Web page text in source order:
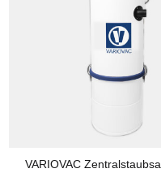
VARIOVAC